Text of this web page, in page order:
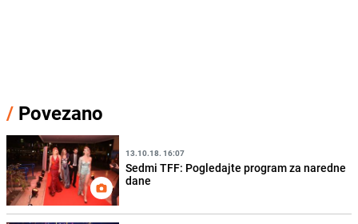
/ Povezano
13.10.18. 16:07
Sedmi TFF: Pogledajte program za naredne
dane